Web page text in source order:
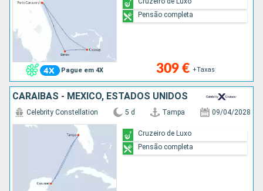
Pague em 4X 309 € +Taxas
Pensão completa
CARAIBAS - MEXICO, ESTADOS UNIDOS
Celebrity Constellation 5 d Tampa 09/04/2028
Cruzeiro de Luxo
Pensão completa